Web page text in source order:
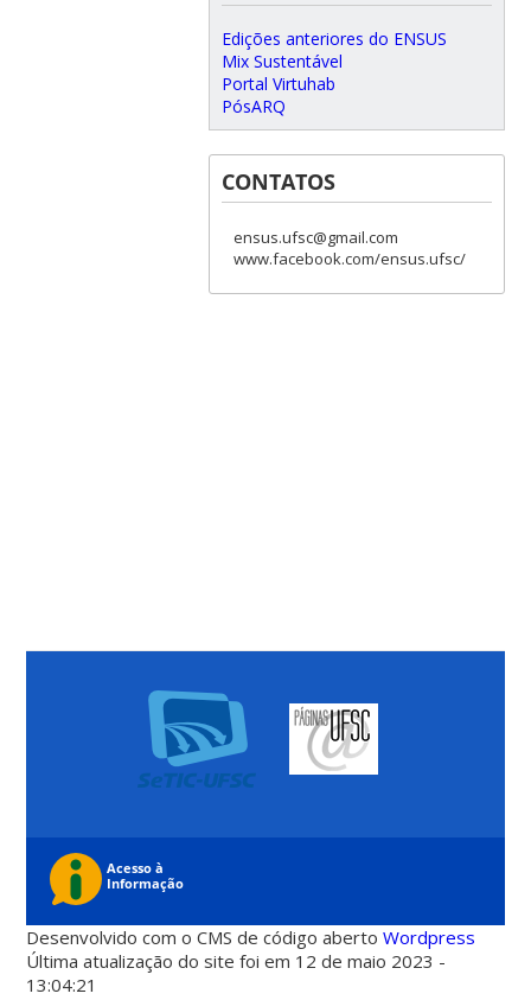
Edições anteriores do ENSUS
Mix Sustentável
Portal Virtuhab
PósARQ
CONTATOS
ensus.ufsc@gmail.com
www.facebook.com/ensus.ufsc/
Desenvolvido com o CMS de código abertoWordpress
Última atualização do site foi em 12 de maio 2023 -
13:04:21